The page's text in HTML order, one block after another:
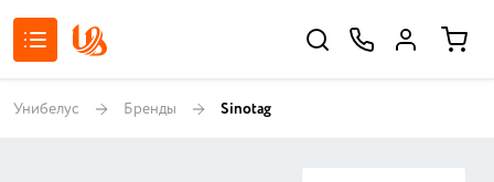
Унибелус Бренды Sinotag